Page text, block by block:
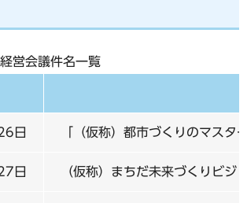
営会議件名一覧
日 「（仮称）都市づくりのマス
日 （仮称）まちだ未来づくりビ